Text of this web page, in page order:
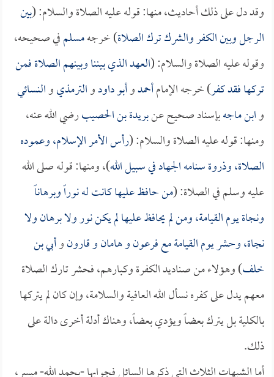
وقد دل على ذلك أحاديث، منها: قوله عليه الصلاة والسلام: (بين
الرجل وبين الكفر والشرك ترك الصلاة) خرجهمسلمفي صحيحه،
وقوله عليه الصلاة والسلام: (العهد الذي بيننا وبينهم الصلاة فمن
تركها فقد كفر) خرجه الإمامأحمدوأبو داودوالترمذيوالنسائي
وابن ماجهبإسناد صحيح عنبريدة بن الحصيبرضي الله عنه،
ومنها: قوله عليه الصلاة والسلام: (رأس الأمر الإسلام، وعموده
الصلاة، وذروة سنامه الجهاد في سبيل الله)، ومنها: قوله صلى الله
عليه وسلم في الصلاة: (من حافظ عليها كانت له نوراً وبرهاناً
ونجاة يوم القيامة، ومن لم يحافظ عليها لم يكن نور ولا برهان ولا
نجاة، وحشر يوم القيامة مع فرعون وهامانوقارونوأبي بن
خلف) وهؤلاء من صناديد الكفرة وكبارهم، فحشر تارك الصلاة
معهم يدل على كفره نسأل الله العافية والسلامة، وإن كان لم يتركها
بالكلية بل يترك بعضاً ويؤدي بعضاً، وهناك أدلة أخرى دالة على
ذلك.